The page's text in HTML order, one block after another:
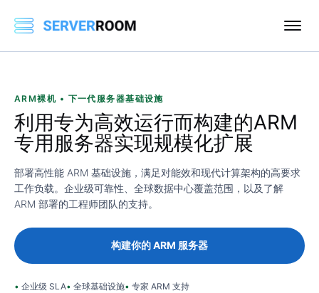
ARM裸机 • 下一代服务器基础设施
利用专为高效运行而构建的ARM
专用服务器实现规模化扩展
部署高性能 ARM 基础设施，满足对能效和现代计算架构的高要求
工作负载。企业级可靠性、全球数据中心覆盖范围，以及了解
ARM 部署的工程师团队的支持。
构建你的 ARM 服务器
企业级 SLA 全球基础设施 专家 ARM 支持